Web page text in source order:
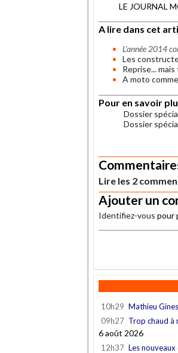
LE JOURNAL
A lire dans cet
L'année 2014
Les
Reprise...
A moto
Pour en savoir
Dossier
Dossier
Lire les 2
Ajouter un
Identifiez-vous pour
10h29 Mathieu
09h27 Trop chaud à
6 août 2026
12h37 Les